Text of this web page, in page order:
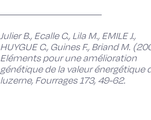
Julier B., Ecalle C., Lila M., EMILE J.,
HUYGUE C., Guines F., Briand M.
Eléments pour une amélioration
génétique de la valeur énergétique
luzerne, Fourrages 173, 49-62.